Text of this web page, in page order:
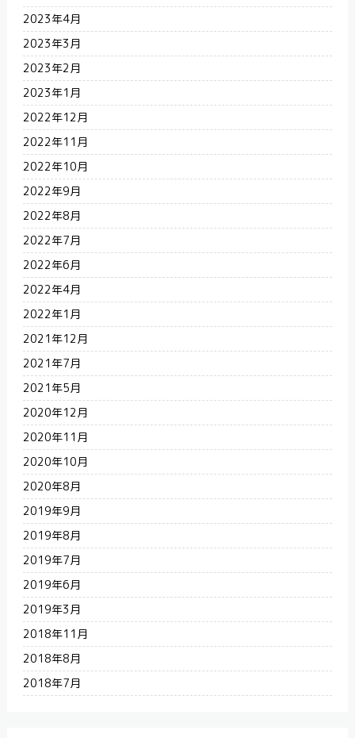
2023年4月
2023年3月
2023年2月
2023年1月
2022年12月
2022年11月
2022年10月
2022年9月
2022年8月
2022年7月
2022年6月
2022年4月
2022年1月
2021年12月
2021年7月
2021年5月
2020年12月
2020年11月
2020年10月
2020年8月
2019年9月
2019年8月
2019年7月
2019年6月
2019年3月
2018年11月
2018年8月
2018年7月